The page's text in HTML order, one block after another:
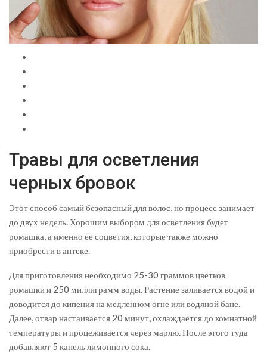
Травы для осветления
черных бровок
Этот способ самый безопасный для волос, но процесс занимает
до двух недель. Хорошим выбором для осветления будет
ромашка, а именно ее соцветия, которые также можно
приобрести в аптеке.
Для приготовления необходимо 25-30 граммов цветков
ромашки и 250 миллиграмм воды. Растение заливается водой и
доводится до кипения на медленном огне или водяной бане.
Далее, отвар настаивается 20 минут, охлаждается до комнатной
температуры и процеживается через марлю. После этого туда
добавляют 5 капель лимонного сока.